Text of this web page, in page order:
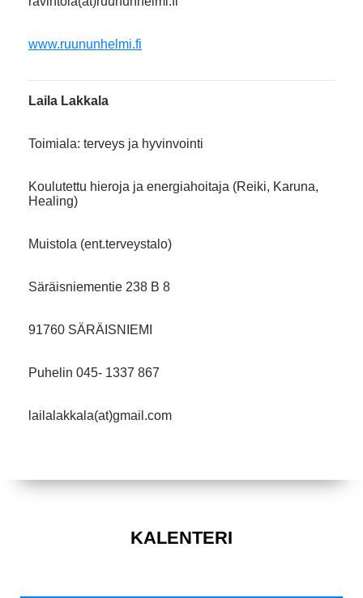
www.ruununhelmi.fi
Laila Lakkala
Toimiala: terveys ja hyvinvointi
Koulutettu hieroja ja energiahoitaja (Reiki, Karuna,
Healing)
Muistola (ent.terveystalo)
Säräisniementie 238 B 8
91760 SÄRÄISNIEMI
Puhelin 045- 1337 867
lailalakkala(at)gmail.com
KALENTERI